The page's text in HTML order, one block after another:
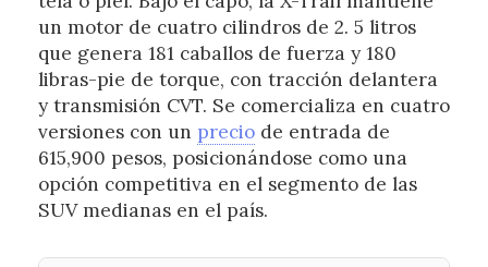
un motor de cuatro cilindros de 2. 5 litros
que genera 181 caballos de fuerza y 180
libras-pie de torque, con tracción delantera
y transmisión CVT. Se comercializa en cuatro
versiones con un preciode entrada de
615,900 pesos, posicionándose como una
opción competitiva en el segmento de las
SUV medianas en el país.